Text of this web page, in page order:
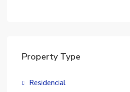
Property Type
Residencial